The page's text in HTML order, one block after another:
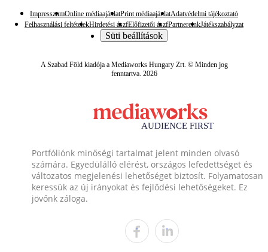
ImpresszumOnline médiaajánlatPrint médiaajánlatAdatvédelmi tájékoztató
Felhasználási feltételekHirdetési ászfElőfizetői ászfPartnereinkJátékszabályzat
Süti beállítások
A Szabad Föld kiadója a Mediaworks Hungary Zrt. © Minden jog
fenntartva. 2026
Portfóliónk minőségi tartalmat jelent minden olvasó
számára. Egyedülálló elérést, országos lefedettséget és
változatos megjelenési lehetőséget biztosít. Folyamatosan
keressük az új irányokat és fejlődési lehetőségeket. Ez
jövőnk záloga.